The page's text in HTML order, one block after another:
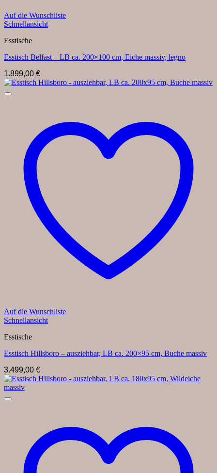
Auf die Wunschliste
Schnellansicht
Esstische
Esstisch Belfast – LB ca. 200×100 cm, Eiche massiv, legno
1.899,00 €
Auf die Wunschliste
Schnellansicht
Esstische
Esstisch Hillsboro – ausziehbar, LB ca. 200×95 cm, Buche massiv
3.499,00 €